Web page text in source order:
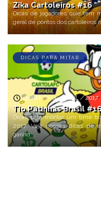
Zika Cartoleiros #16
Dicas de jogadores que tem
geral de pontos dos cartoleiros
DICAS PARA MITAR
quinta-feira, 20 JUL / 2017
Tio Patinhas Brasil
Dicas para montar um time
2017. Veja nossas dicas de
ganho ...